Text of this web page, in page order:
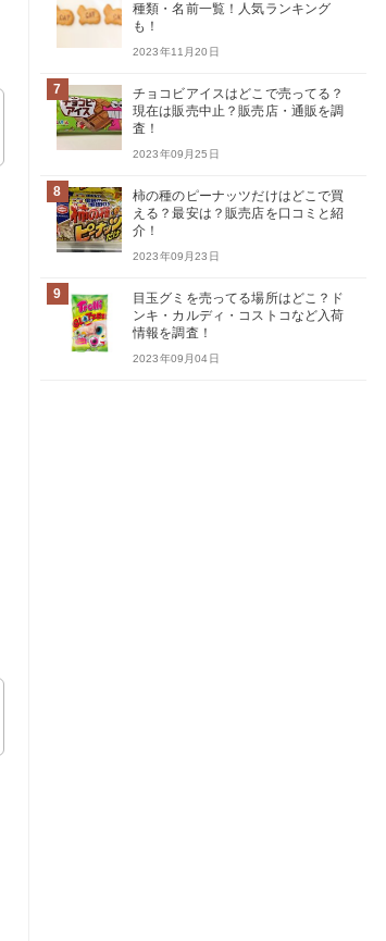
種類・名前一覧！人気ランキング
も！
2023年11月20日
7
チョコビアイスはどこで売ってる？
現在は販売中止？販売店・通販を調
査！
2023年09月25日
8
柿の種のピーナッツだけはどこで買
える？最安は？販売店を口コミと紹
介！
2023年09月23日
9
目玉グミを売ってる場所はどこ？ド
ンキ・カルディ・コストコなど入荷
情報を調査！
2023年09月04日